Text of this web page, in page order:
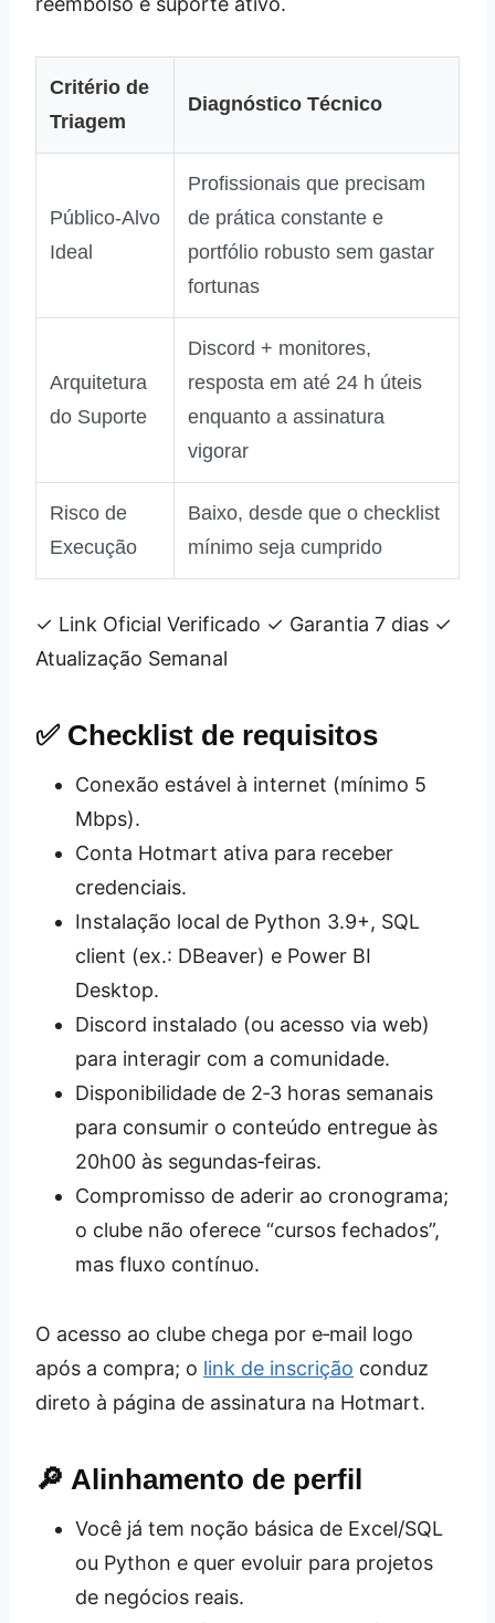
Critério de
Triagem
Diagnóstico Técnico
Público‑Alvo
Ideal
Profissionais que precisam
de prática constante e
portfólio robusto sem gastar
fortunas
Arquitetura
do Suporte
Discord + monitores,
resposta em até 24 h úteis
enquanto a assinatura
vigorar
Risco de
Execução
Baixo, desde que o checklist
mínimo seja cumprido
✓ Link Oficial Verificado ✓ Garantia 7 dias ✓
Atualização Semanal
✅ Checklist de requisitos
Conexão estável à internet (mínimo 5
Mbps).
Conta Hotmart ativa para receber
credenciais.
Instalação local de Python 3.9+, SQL
client (ex.: DBeaver) e Power BI
Desktop.
Discord instalado (ou acesso via web)
para interagir com a comunidade.
Disponibilidade de 2‑3 horas semanais
para consumir o conteúdo entregue às
20h00 às segundas‑feiras.
Compromisso de aderir ao cronograma;
o clube não oferece “cursos fechados”,
mas fluxo contínuo.
O acesso ao clube chega por e‑mail logo
após a compra; o link de inscrição conduz
direto à página de assinatura na Hotmart.
🔎 Alinhamento de perfil
Você já tem noção básica de Excel/SQL
ou Python e quer evoluir para projetos
de negócios reais.